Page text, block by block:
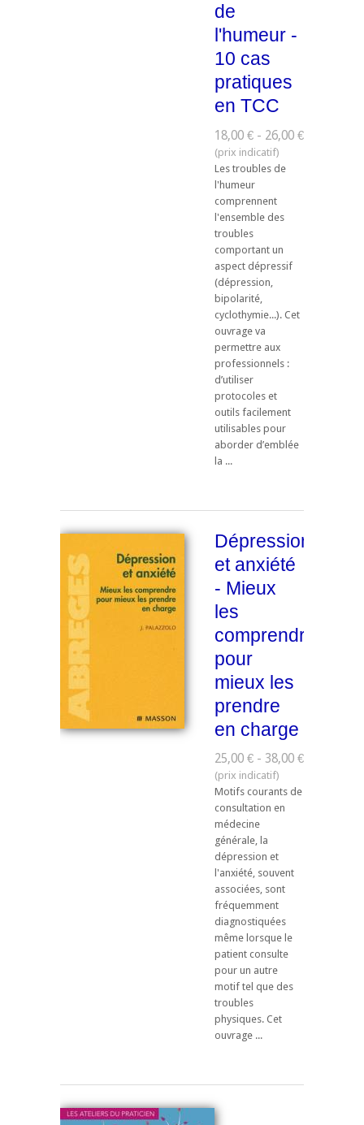
de
l'humeur -
10 cas
pratiques
en TCC
18,00 € - 26,00 €
Les troubles de
l'humeur
comprennent
l'ensemble des
troubles
comportant un
aspect dépressif
(dépression,
bipolarité,
cyclothymie...). Cet
ouvrage va
permettre aux
professionnels :
d’utiliser
protocoles et
outils facilement
utilisables pour
aborder d’emblée
la ...
Dépression
et anxiété
- Mieux
les
comprendre
pour
mieux les
prendre
en charge
25,00 € - 38,00 €
Motifs courants de
consultation en
médecine
générale, la
dépression et
l'anxiété, souvent
associées, sont
fréquemment
diagnostiquées
même lorsque le
patient consulte
pour un autre
motif tel que des
troubles
physiques. Cet
ouvrage ...